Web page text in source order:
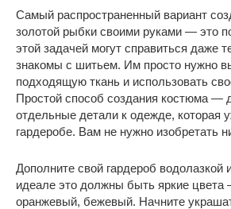
Самый распространенный вариант
золотой рыбки своими руками — это
этой задачей могут справиться даже
знакомы с шитьем. Им просто нужно
подходящую ткань и использовать
Простой способ создания костюма —
отдельные детали к одежде, которая
гардеробе. Вам не нужно изобретать
Дополните свой гардероб водолазкой
идеале это должны быть яркие
оранжевый, бежевый. Начните